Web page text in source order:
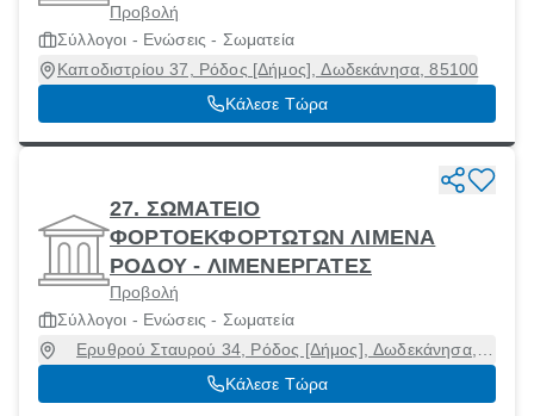
Προβολή
Σύλλογοι - Ενώσεις - Σωματεία
Καποδιστρίου 37, Ρόδος [Δήμος], Δωδεκάνησα, 85100
Κάλεσε Τώρα
27. ΣΩΜΑΤΕΙΟ
ΦΟΡΤΟΕΚΦΟΡΤΩΤΩΝ ΛΙΜΕΝΑ
ΡΟΔΟΥ - ΛΙΜΕΝΕΡΓΑΤΕΣ
Προβολή
Σύλλογοι - Ενώσεις - Σωματεία
Ερυθρού Σταυρού 34, Ρόδος [Δήμος], Δωδεκάνησα,
65403
Κάλεσε Τώρα